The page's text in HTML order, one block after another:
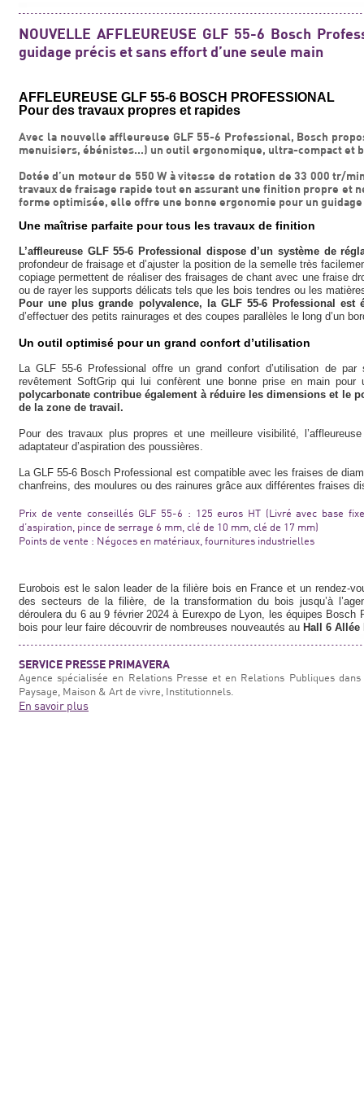
NOUVELLE AFFLEUREUSE GLF 55-6 Bosch
guidage précis et sans effort d’une seule main
AFFLEUREUSE GLF 55-6 BOSCH PROFESSIONAL
Pour des travaux propres et rapides
Avec la nouvelle affleureuse GLF 55-6 Professional, Bosch
menuisiers, ébénistes...) un outil ergonomique, ultra-compact et
Dotée d’un moteur de 550 W à vitesse de rotation de 33 000 tr/
travaux de fraisage rapide tout en assurant une finition propre et
forme optimisée, elle offre une bonne ergonomie pour un
Une maîtrise parfaite pour tous les travaux de finition
L’affleureuse GLF 55-6 Professional dispose d’un système de
profondeur de fraisage et d’ajuster la position de la semelle très
copiage permettent de réaliser des fraisages de chant avec une fraise
ou de rayer les supports délicats tels que les bois tendres ou les
Pour une plus grande polyvalence, la GLF 55-6 Professional est
d’effectuer des petits rainurages et des coupes parallèles le long d’un
Un outil optimisé pour un grand confort d’utilisation
La GLF 55-6 Professional offre un grand confort d’utilisation de
revêtement SoftGrip qui lui confèrent une bonne prise en main
polycarbonate contribue également à réduire les dimensions et le
de la zone de travail.
Pour des travaux plus propres et une meilleure visibilité,
adaptateur d’aspiration des poussières.
La GLF 55-6 Bosch Professional est compatible avec les fraises de
chanfreins, des moulures ou des rainures grâce aux différentes fraises
Prix de vente conseillés GLF 55-6 : 125 euros HT (Livré avec base
d’aspiration, pince de serrage 6 mm, clé de 10 mm, clé de 17 mm)
Points de vente : Négoces en matériaux, fournitures industrielles
Eurobois est le salon leader de la filière bois en France et un rendez-
des secteurs de la filière, de la transformation du bois jusqu’à
déroulera du 6 au 9 février 2024 à Eurexpo de Lyon, les équipes Bosch
bois pour leur faire découvrir de nombreuses nouveautés au Hall 6 Allée
SERVICE PRESSE PRIMAVERA
Agence spécialisée en Relations Presse et en Relations Publiques
Paysage, Maison & Art de vivre, Institutionnels.
En savoir plus